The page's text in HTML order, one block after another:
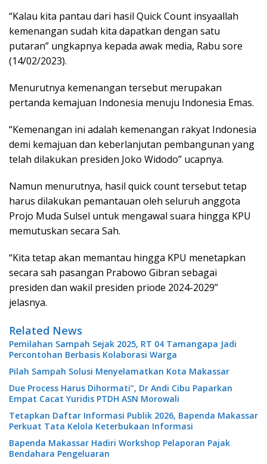
“Kalau kita pantau dari hasil Quick Count insyaallah
kemenangan sudah kita dapatkan dengan satu
putaran” ungkapnya kepada awak media, Rabu sore
(14/02/2023).
Menurutnya kemenangan tersebut merupakan
pertanda kemajuan Indonesia menuju Indonesia Emas.
“Kemenangan ini adalah kemenangan rakyat Indonesia
demi kemajuan dan keberlanjutan pembangunan yang
telah dilakukan presiden Joko Widodo” ucapnya.
Namun menurutnya, hasil quick count tersebut tetap
harus dilakukan pemantauan oleh seluruh anggota
Projo Muda Sulsel untuk mengawal suara hingga KPU
memutuskan secara Sah.
“Kita tetap akan memantau hingga KPU menetapkan
secara sah pasangan Prabowo Gibran sebagai
presiden dan wakil presiden priode 2024-2029”
jelasnya.
Related News
Pemilahan Sampah Sejak 2025, RT 04 Tamangapa Jadi
Percontohan Berbasis Kolaborasi Warga
Pilah Sampah Solusi Menyelamatkan Kota Makassar
Due Process Harus Dihormati”, Dr Andi Cibu Paparkan
Empat Cacat Yuridis PTDH ASN Morowali
Tetapkan Daftar Informasi Publik 2026, Bapenda Makassar
Perkuat Tata Kelola Keterbukaan Informasi
Bapenda Makassar Hadiri Workshop Pelaporan Pajak
Bendahara Pengeluaran